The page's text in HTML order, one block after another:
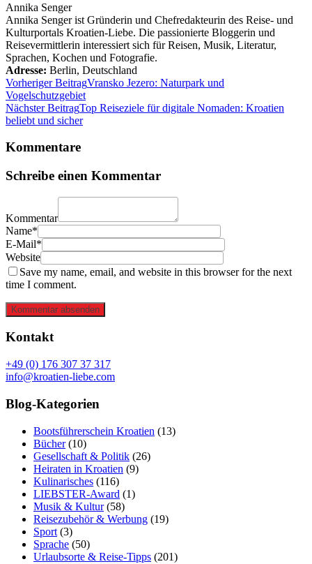
Annika Senger
Annika Senger ist Gründerin und Chefredakteurin des Reise- und
Kulturportals Kroatien-Liebe. Die passionierte Bloggerin und
Reisevermittlerin interessiert sich für Reisen, Musik, Literatur,
Sprachen, Kochen und Fotografie.
Adresse: Berlin, Deutschland
Vorheriger BeitragVransko Jezero: Naturpark und
Vogelschutzgebiet
Nächster BeitragTop Reiseziele für digitale Nomaden: Kroatien
beliebt und sicher
Kommentare
Schreibe einen Kommentar
Kommentar
Name*
E-Mail*
Website
Save my name, email, and website in this browser for the next
time I comment.
Kommentar absenden
Kontakt
+49 (0) 176 307 37 317
info@kroatien-liebe.com
Blog-Kategorien
Bootsführerschein Kroatien (13)
Bücher(10)
Gesellschaft & Politik (26)
Heiraten in Kroatien (9)
Kulinarisches (116)
LIEBSTER-Award (1)
Musik & Kultur(58)
Reisezubehör & Werbung (19)
Sport (3)
Sprache (50)
Urlaubsorte & Reise-Tipps (201)